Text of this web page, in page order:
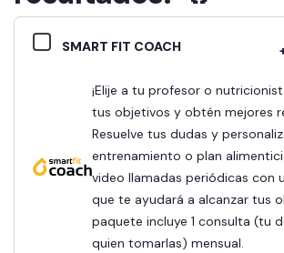
SMART FIT COACH
¡Elije a tu profesor o nutricionista, establece
tus objetivos y obtén mejores
Resuelve tus dudas y
entrenamiento o plan
video llamadas periódicas con
que te ayudará a alcanzar tus
paquete incluye 1 consulta (tu
quien tomarlas) mensual.